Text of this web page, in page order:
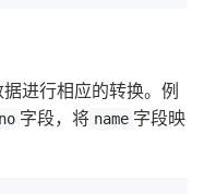
进行相应的转换。例
字段，将 name 字段映